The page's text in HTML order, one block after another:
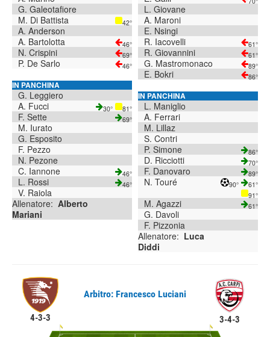
G. Galeotafiore
M. Di Battista
42°
A. Anderson
A. Bartolotta
46°
N. Crispini 69°
P. De Sarlo 46°
IN PANCHINA
G. Leggiero
A. Fucci
30° 81°
F. Sette 69°
M. Iurato
G. Esposito
F. Pezzo
N. Pezone
C. Iannone
46°
L. Rossi 46°
V. Raiola
Allenatore: Alberto
Mariani
L. Giovane
A. Maroni
E. Nsingi
R. Iacovelli
61°
R. Giovannini 61°
G. Mastromonaco 89°
E. Bokri 86°
IN PANCHINA
L. Maniglio
A. Ferrari
M. Lillaz
S. Contri
P. Simone
86°
D. Ricciotti 70°
F. Danovaro 89°
N. Touré 90°
61°
91°
M. Agazzi 61°
G. Davoli
F. Pizzonia
Allenatore: Luca
Diddi
4-3-3
Arbitro: Francesco Luciani
3-4-3